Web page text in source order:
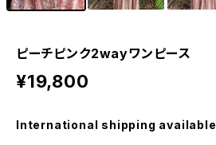
ピーチピンク2wayワンピース
¥19,800
International shipping available